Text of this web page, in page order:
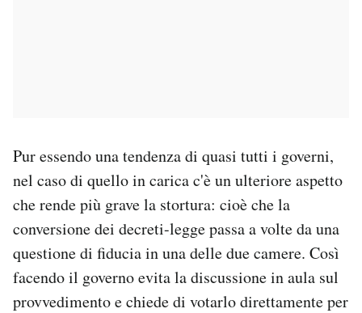
Pur essendo una tendenza di quasi tutti i governi,
nel caso di quello in carica c'è un ulteriore aspetto
che rende più grave la stortura: cioè che la
conversione dei decreti-legge passa a volte da una
questione di fiducia in una delle due camere. Così
facendo il governo evita la discussione in aula sul
provvedimento e chiede di votarlo direttamente per